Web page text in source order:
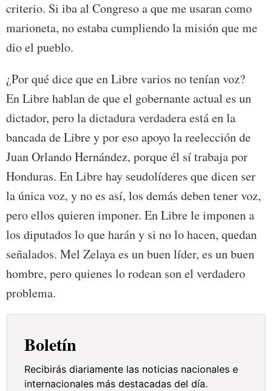
criterio. Si iba al Congreso a que me usaran como
marioneta, no estaba cumpliendo la misión que me
dio el pueblo.
¿Por qué dice que en Libre varios no tenían voz?
En Libre hablan de que el gobernante actual es un
dictador, pero la dictadura verdadera está en la
bancada de Libre y por eso apoyo la reelección de
Juan Orlando Hernández, porque él sí trabaja por
Honduras. En Libre hay seudolíderes que dicen ser
la única voz, y no es así, los demás deben tener voz,
pero ellos quieren imponer. En Libre le imponen a
los diputados lo que harán y si no lo hacen, quedan
señalados. Mel Zelaya es un buen líder, es un buen
hombre, pero quienes lo rodean son el verdadero
problema.
Boletín
Recibirás diariamente las noticias nacionales e
internacionales más destacadas del día.